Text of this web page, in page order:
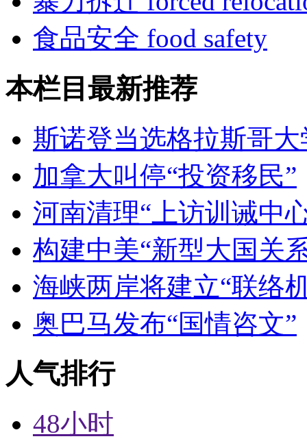
食品安全 food safety
本栏目最新推荐
斯诺登当选格拉斯哥大
加拿大叫停“投资移民”
河南清理“上访训诫中
构建中美“新型大国关
海峡两岸将建立“联络
奥巴马发布“国情咨文”
人气排行
48小时